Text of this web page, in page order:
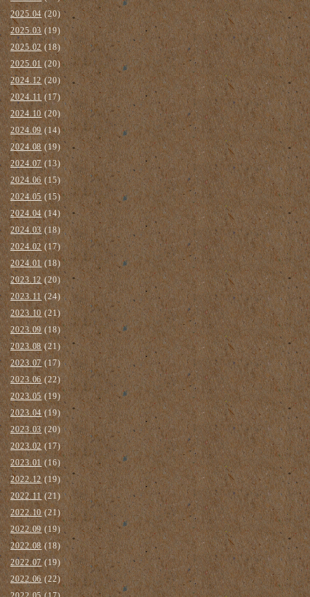
2025.04(20)
2025.03 (19)
2025.02(18)
2025.01 (20)
2024.12(20)
2024.11(17)
2024.10(20)
2024.09 (14)
2024.08(19)
2024.07(13)
2024.06(15)
2024.05 (15)
2024.04(14)
2024.03(18)
2024.02(17)
2024.01 (18)
2023.12(20)
2023.11(24)
2023.10(21)
2023.09(18)
2023.08 (21)
2023.07(17)
2023.06(22)
2023.05(19)
2023.04 (19)
2023.03(20)
2023.02 (17)
2023.01 (16)
2022.12(19)
2022.11(21)
2022.10 (21)
2022.09(19)
2022.08(18)
2022.07(19)
2022.06 (22)